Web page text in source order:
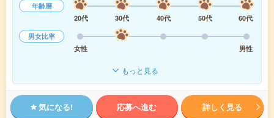
年齢層
20代
30代 40代 50代
60代
男女比率
女性
男性
もっと見る
気になる! 応募へ進む 詳しく見る